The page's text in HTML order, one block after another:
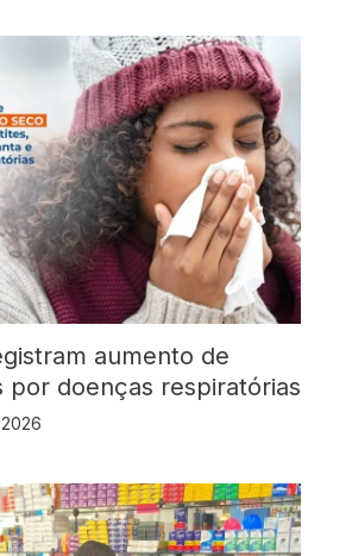
aumento de
por doenças respiratórias